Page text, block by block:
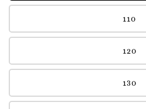
110
120
130